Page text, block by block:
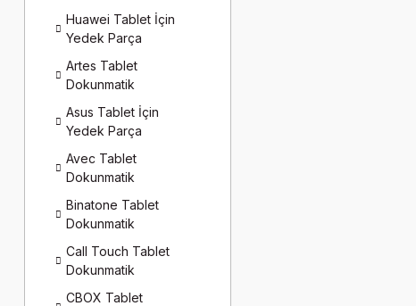
Huawei Tablet İçin
Yedek Parça
Artes Tablet
Dokunmatik
Asus Tablet İçin
Yedek Parça
Avec Tablet
Dokunmatik
Binatone Tablet
Dokunmatik
Call Touch Tablet
Dokunmatik
CBOX Tablet